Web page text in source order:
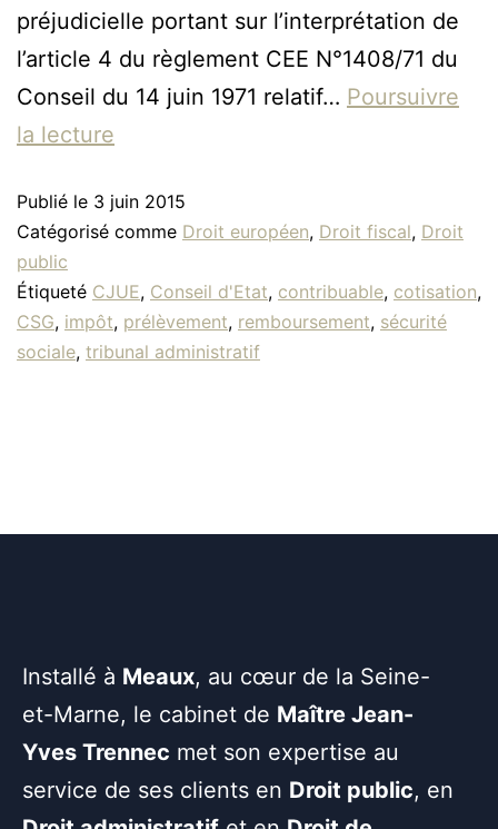
préjudicielle portant sur l’interprétation de
l’article 4 du règlement CEE N°1408/71 du
Conseil du 14 juin 1971 relatif… Poursuivre
la lecture
Publié le 3 juin 2015
Catégorisé comme Droit européen, Droit fiscal, Droit
public
Étiqueté CJUE, Conseil d'Etat, contribuable, cotisation,
CSG, impôt, prélèvement, remboursement, sécurité
sociale, tribunal administratif
Installé à Meaux, au cœur de la Seine-
et-Marne, le cabinet de Maître Jean-
Yves Trennec met son expertise au
service de ses clients en Droit public, en